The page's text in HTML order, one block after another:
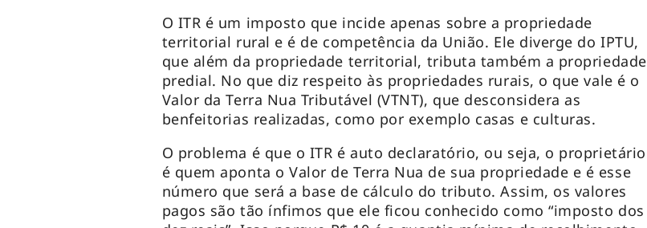
O ITR é um imposto que incide apenas sobre a propriedade
territorial rural e é de competência da União. Ele diverge do IPTU,
que além da propriedade territorial, tributa também a propriedade
predial. No que diz respeito às propriedades rurais, o que vale é o
Valor da Terra Nua Tributável (VTNT), que desconsidera as
benfeitorias realizadas, como por exemplo casas e culturas.
O problema é que o ITR é auto declaratório, ou seja, o proprietário
é quem aponta o Valor de Terra Nua de sua propriedade e é esse
número que será a base de cálculo do tributo. Assim, os valores
pagos são tão ínfimos que ele ficou conhecido como “imposto dos